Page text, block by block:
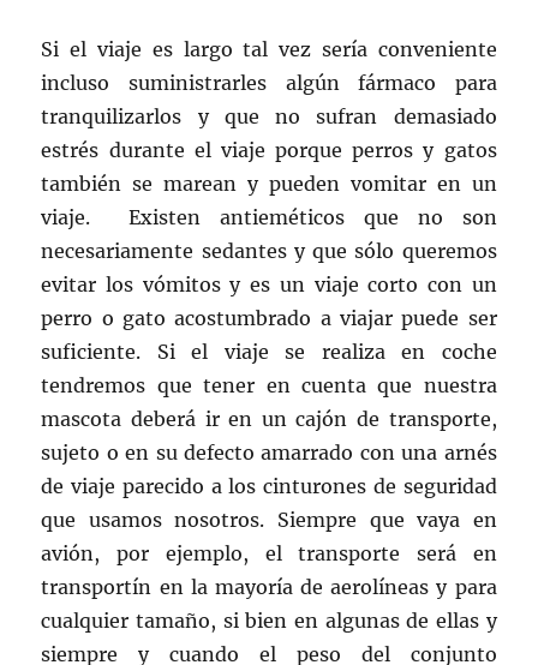
Si el viaje es largo tal vez sería conveniente
incluso suministrarles algún fármaco para
tranquilizarlos y que no sufran demasiado
estrés durante el viaje porque perros y gatos
también se marean y pueden vomitar en un
viaje. Existen antieméticos que no son
necesariamente sedantes y que sólo queremos
evitar los vómitos y es un viaje corto con un
perro o gato acostumbrado a viajar puede ser
suficiente. Si el viaje se realiza en coche
tendremos que tener en cuenta que nuestra
mascota deberá ir en un cajón de transporte,
sujeto o en su defecto amarrado con una arnés
de viaje parecido a los cinturones de seguridad
que usamos nosotros. Siempre que vaya en
avión, por ejemplo, el transporte será en
transportín en la mayoría de aerolíneas y para
cualquier tamaño, si bien en algunas de ellas y
siempre y cuando el peso del conjunto